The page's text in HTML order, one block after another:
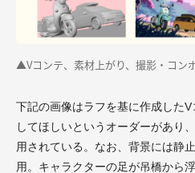
▲Vコンテ、素材上がり、撮影・コン
下記の画像はラフを基に作成した
してほしいというオーダーがあり
用されている。なお、背景には静
用。キャラクターの足が吊橋から